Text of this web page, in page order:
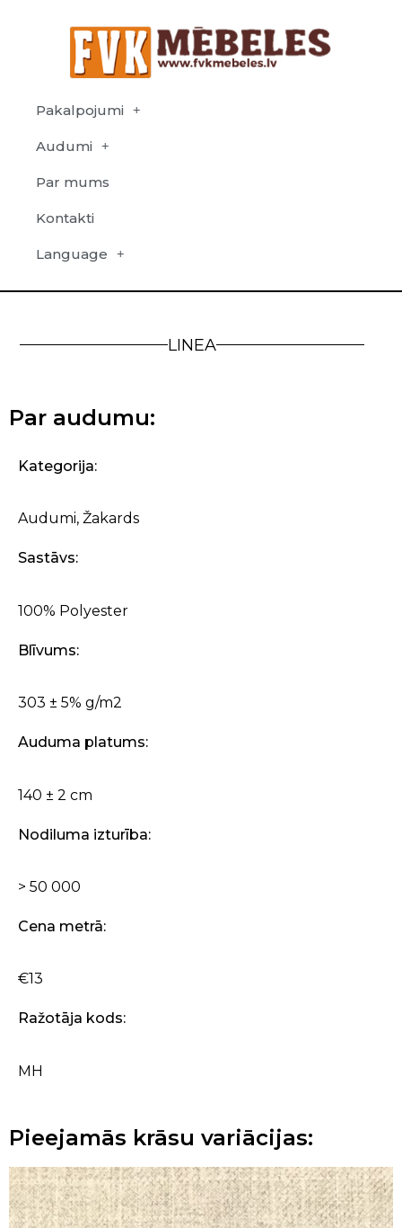
Pakalpojumi
Audumi
Par mums
Kontakti
Language
LINEA
Pieejamās krāsu variācijas:
Par audumu:
Kategorija:
Audumi, Žakards
Sastāvs:
100% Polyester
Blīvums:
303 ± 5% g/m2
Auduma platums:
140 ± 2 cm
Nodiluma izturība:
> 50 000
Cena metrā:
€13
Ražotāja kods:
MH